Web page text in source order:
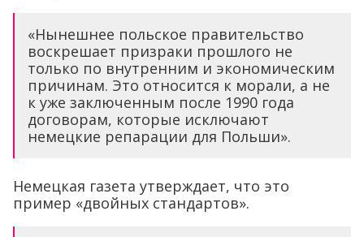
«Нынешнее польское правительство
воскрешает призраки прошлого не
только по внутренним и экономическим
причинам. Это относится к морали, а не
к уже заключенным после 1990 года
договорам, которые исключают
немецкие репарации для Польши».
Немецкая газета утверждает, что это
пример «двойных стандартов».